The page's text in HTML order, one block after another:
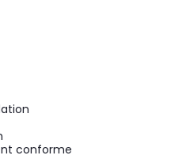
conforme